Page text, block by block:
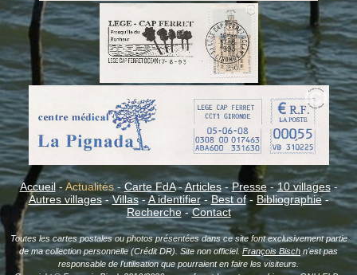
Accueil- Actualités- Carte FdA-Articles-Presse-10 villages-
Autres villages-Villas-A identifier-Best of- Bibliographie-
Recherche-Contact
Toutes les cartes postales ou photos présentées dans ce site font exclusivement partie
de ma collection personnelle (Crédit DR). Site non officiel. François Bisch n'est pas
responsable de l'utilisation que pourraient en faire les visiteurs.